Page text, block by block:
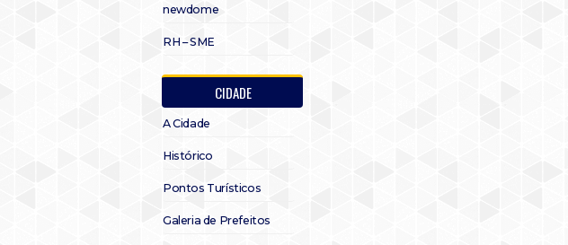
newdome
RH – SME
CIDADE
A Cidade
Histórico
Pontos Turísticos
Galeria de Prefeitos